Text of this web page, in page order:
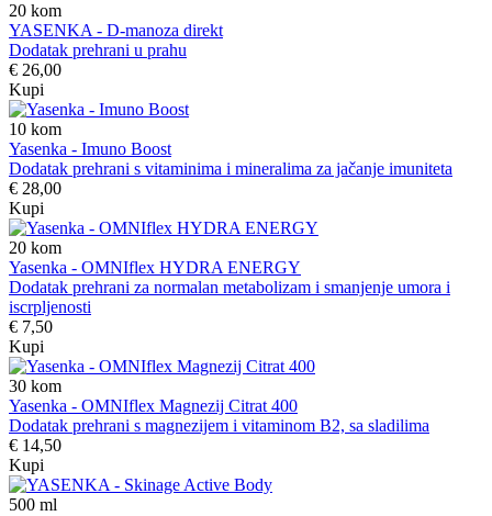
20 kom
YASENKA - D-manoza direkt
Dodatak prehrani u prahu
€ 26,00
Kupi
10 kom
Yasenka - Imuno Boost
Dodatak prehrani s vitaminima i mineralima za jačanje imuniteta
€ 28,00
Kupi
20 kom
Yasenka - OMNIflex HYDRA ENERGY
Dodatak prehrani za normalan metabolizam i smanjenje umora i
iscrpljenosti
€ 7,50
Kupi
30 kom
Yasenka - OMNIflex Magnezij Citrat 400
Dodatak prehrani s magnezijem i vitaminom B2, sa sladilima
€ 14,50
Kupi
500 ml